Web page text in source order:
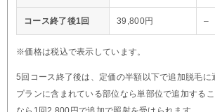
コース終了後1回 39,800円 –
※価格は税込で表示しています。
5回コース終了後は、定価の半額以下で追加脱毛に
プランに含まれている部位なら単部位で追加する